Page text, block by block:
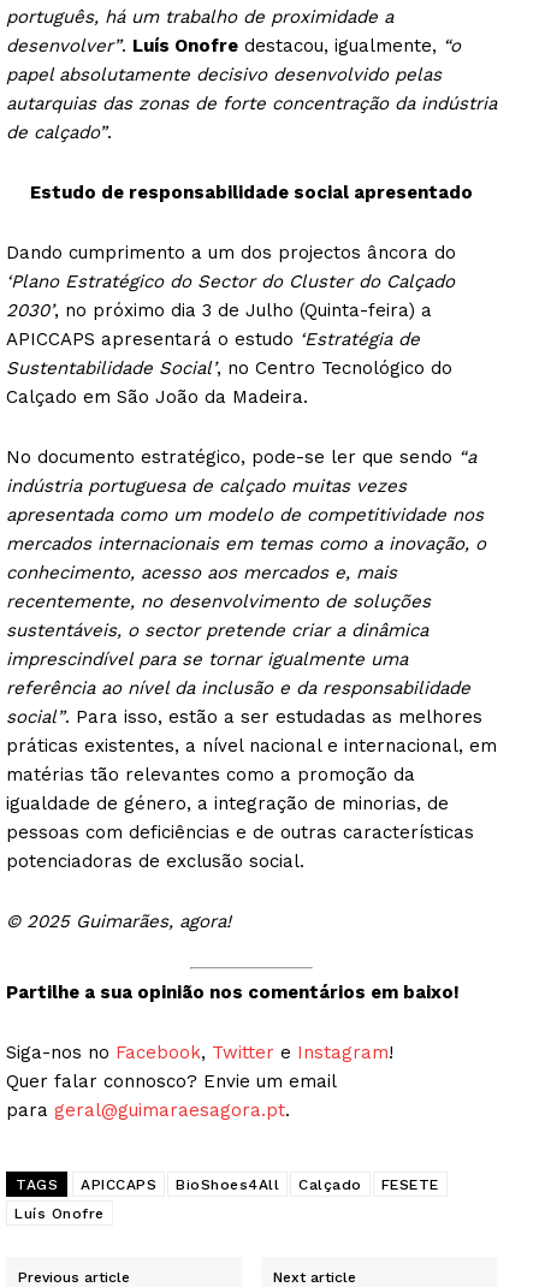
Guimarães, agora!
Institucional
Edição Digital
Grande Entrevista
português, há um trabalho de proximidade a
desenvolver”. Luís Onofre destacou, igualmente, “o
papel absolutamente decisivo desenvolvido pelas
autarquias das zonas de forte concentração da indústria
de calçado”.
Estudo de responsabilidade social apresentado
Dando cumprimento a um dos projectos âncora do
‘Plano Estratégico do Sector do Cluster do Calçado
2030’, no próximo dia 3 de Julho (Quinta-feira) a
APICCAPS apresentará o estudo ‘Estratégia de
Sustentabilidade Social’, no Centro Tecnológico do
Calçado em São João da Madeira.
No documento estratégico, pode-se ler que sendo “a
indústria portuguesa de calçado muitas vezes
apresentada como um modelo de competitividade nos
mercados internacionais em temas como a inovação, o
conhecimento, acesso aos mercados e, mais
recentemente, no desenvolvimento de soluções
sustentáveis, o sector pretende criar a dinâmica
imprescindível para se tornar igualmente uma
referência ao nível da inclusão e da responsabilidade
social”. Para isso, estão a ser estudadas as melhores
práticas existentes, a nível nacional e internacional, em
matérias tão relevantes como a promoção da
igualdade de género, a integração de minorias, de
pessoas com deficiências e de outras características
potenciadoras de exclusão social.
© 2025 Guimarães, agora!
Partilhe a sua opinião nos comentários em baixo!
Siga-nos no Facebook, Twitter e Instagram!
Quer falar connosco? Envie um email
para geral@guimaraesagora.pt.
TAGS APICCAPS BioShoes4All Calçado
FESETE
Luís Onofre
Previous article Next article